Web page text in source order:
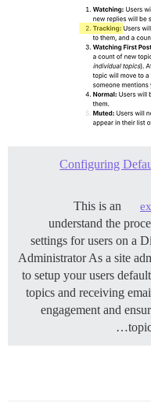
Configuring
understand the
settings for users on a
Administrator As a site
to setup your users
topics and receiving
engagement and